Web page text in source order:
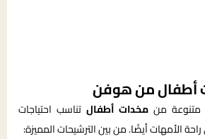
أطفال من هوفن
من مخدات أطفال تناسب احتياجات
راحة الأمهات أيضًا. من بين الترشيحات المميزة: